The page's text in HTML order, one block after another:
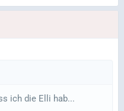
ich die Elli hab...